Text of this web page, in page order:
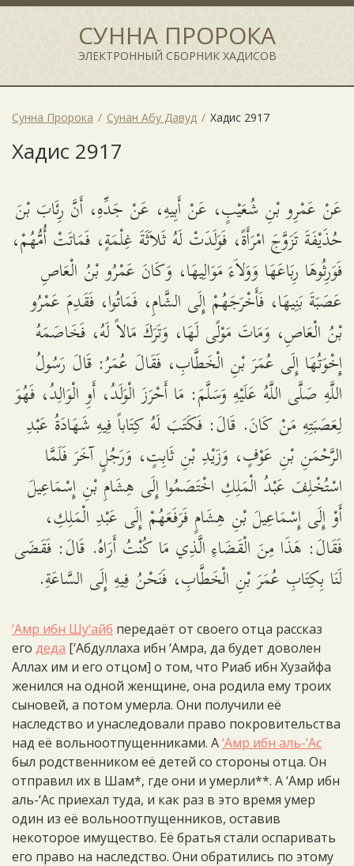
СУННА ПРОРОКА
ЭЛЕКТРОННЫЙ СБОРНИК ХАДИСОВ
Сунна Пророка Сунан Абу Давуд Хадис 2917
Хадис 2917
عَنْ عَمْرِو بْنِ شُعَيْبٍ، عَنْ أَبِيهِ، عَنْ جَدِّهِ، أَنَّ رِئَابَ بْنَ
حُذَيْفَةَ تَزَوَّجَ امْرَأَةً، فَوَلَدَتْ لَهُ ثَلاَثَةَ غِلْمَةٍ، فَمَاتَتْ أُمُّهُمْ،
فَوَرِثُوهَا رِبَاعَهَا وَوَلاَءَ مَوَالِيهَا، وَكَانَ عَمْرُو بْنُ الْعَاصِ
عَصَبَةَ بَنِيهَا، فَأَخْرَجَهُمْ إِلَى الشَّامِ، فَمَاتُوا، فَقَدِمَ عَمْرُو
بْنُ الْعَاصِ، وَمَاتَ مَوْلًى لَهَا، وَتَرَكَ مَالاً لَهُ، فَخَاصَمَهُ
إِخْوَتُهَا إِلَى عُمَرَ بْنِ الْخَطَّابِ، فَقَالَ عُمَرُ: قَالَ رَسُولُ
اللَّهِ صَلَّى اللَّهُ عَلَيْهِ وَسَلَّمَ: مَا أَحْرَزَ الْوَلَدُ، أَوِ الْوَالِدُ، فَهُوَ
لِعَصَبَتِهِ مَنْ كَانَ. قَالَ: فَكَتَبَ لَهُ كِتَاباً فِيهِ شَهَادَةُ عَبْدِ
الرَّحْمَنِ بْنِ عَوْفٍ، وَزَيْدِ بْنِ ثَابِتٍ، وَرَجُلٍ آخَرَ فَلَمَّا
اسْتُخْلِفَ عَبْدُ الْمَلِكِ اخْتَصَمُوا إِلَى هِشَامِ بْنِ إِسْمَاعِيلَ
أَوْ إِلَى إِسْمَاعِيلَ بْنِ هِشَامٍ فَرَفَعَهُمْ إِلَى عَبْدِ الْمَلِكِ،
فَقَالَ: هَذَا مِنَ الْقَضَاءِ الَّذِي مَا كُنْتُ أَرَاهُ. قَالَ: فَقَضَى
لَنَا بِكِتَابِ عُمَرَ بْنِ الْخَطَّابِ، فَنَحْنُ فِيهِ إِلَى السَّاعَةِ.
‘Амр ибн Шу‘айб передаёт от своего отца рассказ
его деда [‘Абдуллаха ибн ‘Амра, да будет доволен
Аллах им и его отцом] о том, что Риаб ибн Хузайфа
женился на одной женщине, она родила ему троих
сыновей, а потом умерла. Они получили её
наследство и унаследовали право покровительства
над её вольноотпущенниками. А‘Амр ибн аль-‘Ас
был родственником её детей со стороны отца. Он
отправил их в Шам*, где они и умерли**. А ‘Амр ибн
аль-‘Ас приехал туда, и как раз в это время умер
один из её вольноотпущенников, оставив
некоторое имущество. Её братья стали оспаривать
его право на наследство. Они обратились по этому